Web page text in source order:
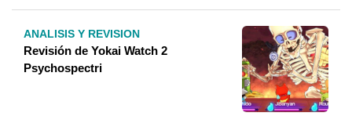
ANALISIS Y REVISION
Revisión de Yokai Watch 2
Psychospectri